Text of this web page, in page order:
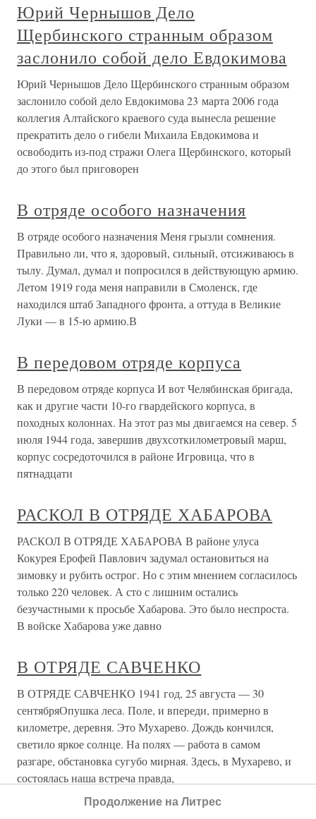
Юрий Чернышов Дело
Щербинского странным образом
заслонило собой дело Евдокимова
Юрий Чернышов Дело Щербинского странным образом
заслонило собой дело Евдокимова 23 марта 2006 года
коллегия Алтайского краевого суда вынесла решение
прекратить дело о гибели Михаила Евдокимова и
освободить из-под стражи Олега Щербинского, который
до этого был приговорен
В отряде особого назначения
В отряде особого назначения Меня грызли сомнения.
Правильно ли, что я, здоровый, сильный, отсиживаюсь в
тылу. Думал, думал и попросился в действующую армию.
Летом 1919 года меня направили в Смоленск, где
находился штаб Западного фронта, а оттуда в Великие
Луки — в 15-ю армию.В
В передовом отряде корпуса
В передовом отряде корпуса И вот Челябинская бригада,
как и другие части 10-го гвардейского корпуса, в
походных колоннах. На этот раз мы двигаемся на север. 5
июля 1944 года, завершив двухсоткилометровый марш,
корпус сосредоточился в районе Игровица, что в
пятнадцати
РАСКОЛ В ОТРЯДЕ ХАБАРОВА
РАСКОЛ В ОТРЯДЕ ХАБАРОВА В районе улуса
Кокурея Ерофей Павлович задумал остановиться на
зимовку и рубить острог. Но с этим мнением согласилось
только 220 человек. А сто с лишним остались
безучастными к просьбе Хабарова. Это было неспроста.
В войске Хабарова уже давно
В ОТРЯДЕ САВЧЕНКО
В ОТРЯДЕ САВЧЕНКО 1941 год, 25 августа — 30
сентябряОпушка леса. Поле, и впереди, примерно в
километре, деревня. Это Мухарево. Дождь кончился,
светило яркое солнце. На полях — работа в самом
разгаре, обстановка сугубо мирная. Здесь, в Мухарево, и
состоялась наша встреча правда,
Продолжение на Литрес